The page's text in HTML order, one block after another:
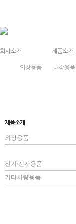
회사소개 제품소개
외장용품 내장용품
제품소개
외장용품
전기/전자용품
기타차량용품